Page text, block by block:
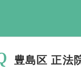
豊島区 正法